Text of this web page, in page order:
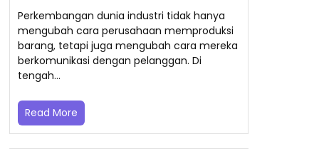
Perkembangan dunia industri tidak hanya
mengubah cara perusahaan memproduksi
barang, tetapi juga mengubah cara mereka
berkomunikasi dengan pelanggan. Di
tengah…
Read More